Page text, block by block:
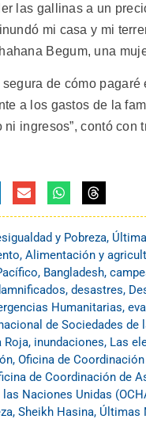
las gallinas a un
mi casa y mi
Begum, una
segura de cómo pagaré
a los gastos de la
ni ingresos”, contó con
y Pobreza,
, Alimentación y
, Bangladesh,
, desastres,
Humanitarias,
de Sociedades de
Roja, inundaciones, Las
, Oficina de
de Coordinación de
Naciones Unidas
, Sheikh Hasina, Últimas